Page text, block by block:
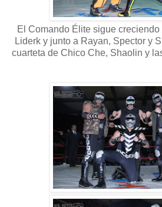
El Comando Élite sigue
Liderk y junto a Rayan, Spector y
cuarteta de Chico Che, Shaolin y